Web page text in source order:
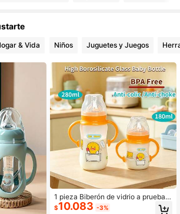
Seguidores
Seguidores
Seguidores
& Vida Niños Juguetes y Juegos
1 pieza Biberón de vidrio a prueba d
e explosiones, resistente al calor ha
$10.083 -3%